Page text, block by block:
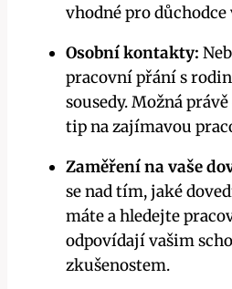
vhodné pro
Osobní kontakty:
pracovní přání s
sousedy. Možná
tip na zajímavou
Zaměření na vaše
se nad tím, jaké
máte a hledejte
odpovídají vašim
zkušenostem.